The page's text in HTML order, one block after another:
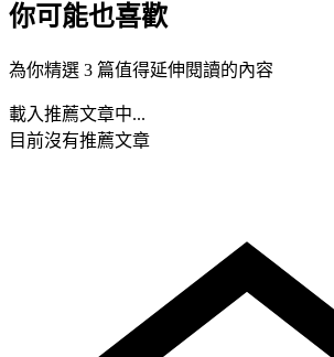
你可能也喜歡
為你精選 3 篇值得延伸閱讀的內容
載入推薦文章中...
目前沒有推薦文章